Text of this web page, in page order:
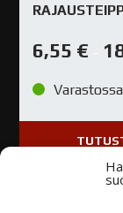
6,55 €
Varastossa